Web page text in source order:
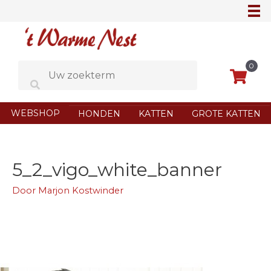
0
WEBSHOP HONDEN KATTEN GROTE KATTEN
5_2_vigo_white_banner
Door Marjon Kostwinder